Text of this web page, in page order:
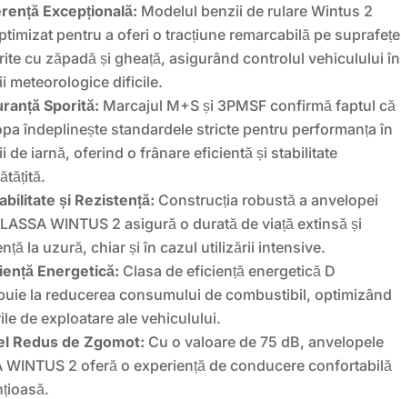
Excepțională: Modelul benzii de rulare Wintus 2
pentru a oferi o tracțiune remarcabilă pe suprafețe
cu zăpadă și gheață, asigurând controlul vehiculului în
meteorologice dificile.
Sporită: Marcajul M+S și 3PMSF confirmă faptul că
îndeplinește standardele stricte pentru performanța în
de iarnă, oferind o frânare eficientă și stabilitate
și Rezistență: Construcția robustă a anvelopei
WINTUS 2 asigură o durată de viață extinsă și
la uzură, chiar și în cazul utilizării intensive.
Energetică: Clasa de eficiență energetică D
la reducerea consumului de combustibil, optimizând
de exploatare ale vehiculului.
Redus de Zgomot: Cu o valoare de 75 dB, anvelopele
WINTUS 2 oferă o experiență de conducere confortabilă